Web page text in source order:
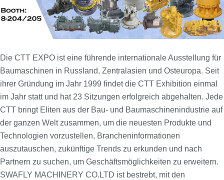
Die CTT EXPO ist eine führende internationale Ausstellung für
Baumaschinen in Russland, Zentralasien und Osteuropa. Seit
ihrer Gründung im Jahr 1999 findet die CTT Exhibition einmal
im Jahr statt und hat 23 Sitzungen erfolgreich abgehalten. Jede
CTT bringt Eliten aus der Bau- und Baumaschinenindustrie auf
der ganzen Welt zusammen, um die neuesten Produkte und
Technologien vorzustellen, Brancheninformationen
auszutauschen, zukünftige Trends zu erkunden und nach
Partnern zu suchen, um Geschäftsmöglichkeiten zu erweitern.
SWAFLY MACHINERY CO.LTD ist bestrebt, mit den